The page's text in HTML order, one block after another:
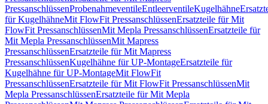
PressanschlüssenProbenahmeventileEntleerventileKugelhähne
für KugelhähneMit FlowFit PressanschlüssenErsatzteile für Mit
FlowFit PressanschlüssenMit Mepla PressanschlüssenErsatzteile für
Mit Mepla PressanschlüssenMit Mapress
PressanschlüssenErsatzteile für Mit Mapress
PressanschlüssenKugelhähne für UP-MontageErsatzteile für
Kugelhähne für UP-MontageMit FlowFit
PressanschlüssenErsatzteile für Mit FlowFit PressanschlüssenMit
Mepla PressanschlüssenErsatzteile für Mit Mepla